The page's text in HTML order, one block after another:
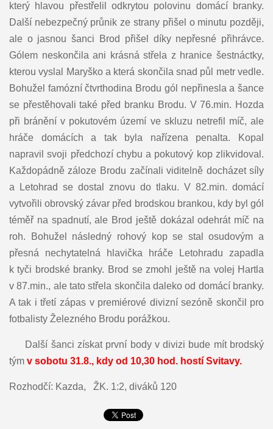
který hlavou přestřelil odkrytou polovinu domácí branky.
Další nebezpečný průnik ze strany přišel o minutu později,
ale o jasnou šanci Brod přišel díky nepřesné přihrávce.
Gólem neskončila ani krásná střela z hranice šestnáctky,
kterou vyslal Maryško a která skončila snad půl metr vedle.
Bohužel famózní čtvrthodina Brodu gól nepřinesla a šance
se přestěhovali také před branku Brodu. V 76.min. Hozda
při bránění v pokutovém území ve skluzu netrefil míč, ale
hráče domácích a tak byla nařízena penalta. Kopal
napravil svoji předchozí chybu a pokutový kop zlikvidoval.
Každopádně záloze Brodu začínali viditelně docházet síly
a Letohrad se dostal znovu do tlaku. V 82.min. domácí
vytvořili obrovský závar před brodskou brankou, kdy byl gól
téměř na spadnutí, ale Brod ještě dokázal odehrát míč na
roh. Bohužel následný rohový kop se stal osudovým a
přesná nechytatelná hlavička hráče Letohradu zapadla
k tyči brodské branky. Brod se zmohl ještě na volej Hartla
v 87.min., ale tato střela skončila daleko od domácí branky.
A tak i třetí zápas v premiérové divizní sezóně skončil pro
fotbalisty Železného Brodu porážkou.
Další šanci získat první body v divizi bude mít brodský
tým v sobotu 31.8., kdy od 10,30 hod. hostí Svitavy.
Rozhodčí: Kazda, ŽK. 1:2, diváků 120